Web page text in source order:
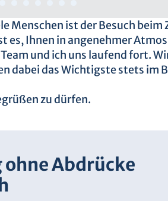
Menschen ist der Besuch
es, Ihnen in angenehmer
und ich uns laufend fort.
dabei das Wichtigste stets im
zu dürfen.
Abdrücke